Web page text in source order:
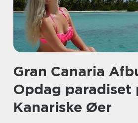
Gran Canaria
Opdag paradiset
Kanariske Øer